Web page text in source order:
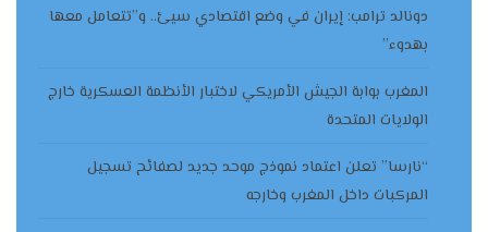
دونالد ترامب: إيران في وضع اقتصادي سيئ.. و”تتعامل معها
بهدوء”
المغرب بوابة الجيش الأمريكي لاختبار الأنظمة العسكرية خارج
الولايات المتحدة
“نارسا” تعلن اعتماد نموذج موحد جديد لصفائح تسجيل
المركبات داخل المغرب وخارجه